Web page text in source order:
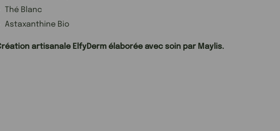
Thé Blanc
Astaxanthine Bio
artisanale ElfyDerm élaborée avec soin par Maylis.